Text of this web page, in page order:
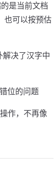
是当前文档
也可以按预估
决了汉字中
位的问题
作，不再像